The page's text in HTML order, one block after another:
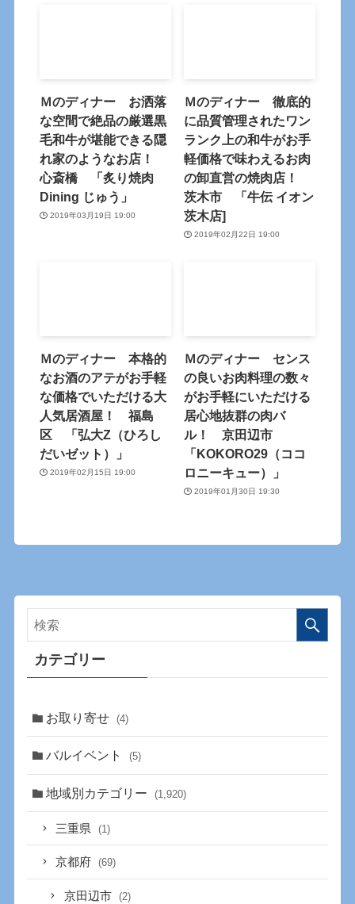
Ｍのディナー お洒落
な空間で絶品の厳選黒
毛和牛が堪能できる隠
れ家のようなお店！
心斎橋 「炙り焼肉
Dining じゅう」
2019年03月19日 19:00
Ｍのディナー 徹底的
に品質管理されたワン
ランク上の和牛がお手
軽価格で味わえるお肉
の卸直営の焼肉店！
茨木市 「牛伝 イオン
茨木店]
2019年02月22日 19:00
Ｍのディナー 本格的
なお酒のアテがお手軽
な価格でいただける大
人気居酒屋！ 福島
区 「弘大Z（ひろし
だいゼット）」
2019年02月15日 19:00
Ｍのディナー センス
の良いお肉料理の数々
がお手軽にいただける
居心地抜群の肉バ
ル！ 京田辺市
「KOKORO29（ココ
ロニーキュー）」
2019年01月30日 19:30
カテゴリー
お取り寄せ (4)
バルイベント (5)
地域別カテゴリー (1,920)
三重県 (1)
京都府 (69)
京田辺市 (2)